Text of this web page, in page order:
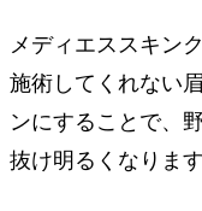
メディエススキン
施術してくれない
ンにすることで、
抜け明るくなります